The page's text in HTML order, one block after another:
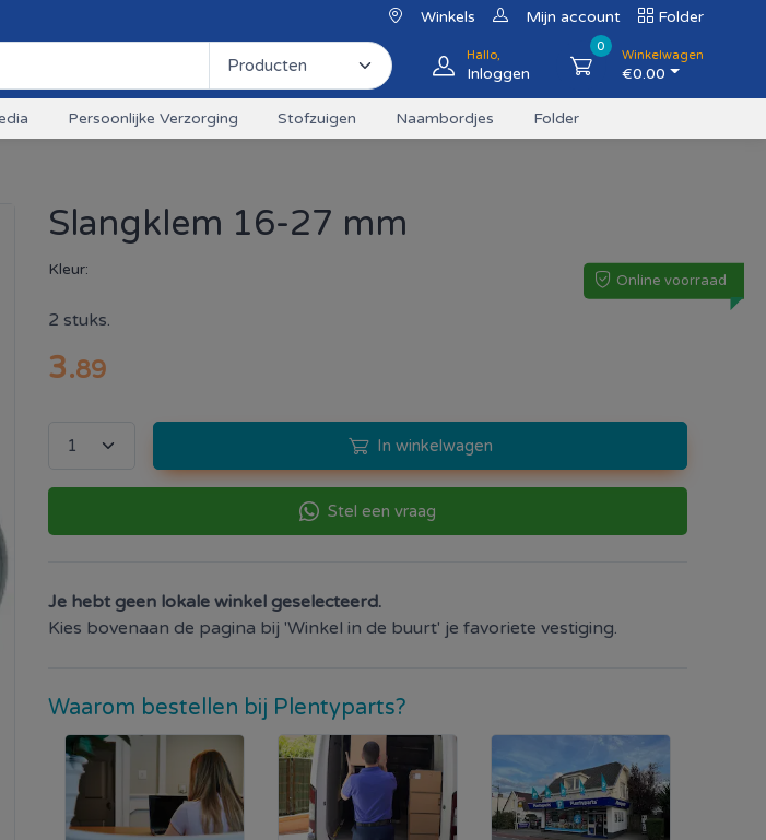
Winkels Mijn account Folder
Hallo,
Inloggen
0
Winkelwagen
€0.00
Persoonlijke Verzorging Stofzuigen Naambordjes Folder
Slangklem 16-27 mm
Kleur:
Online voorraad
2 stuks.
3.89
In winkelwagen
Stel een vraag
Je hebt geen lokale winkel geselecteerd.
Kies bovenaan de pagina bij 'Winkel in de buurt' je favoriete vestiging.
Waarom bestellen bij Plentyparts?